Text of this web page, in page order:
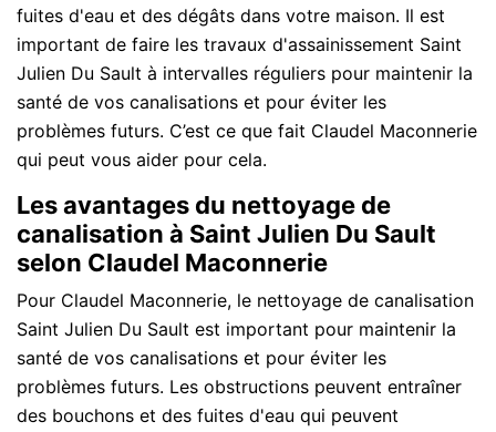
fuites d'eau et des dégâts dans votre maison. Il est
important de faire les travaux d'assainissement Saint
Julien Du Sault à intervalles réguliers pour maintenir la
santé de vos canalisations et pour éviter les
problèmes futurs. C’est ce que fait Claudel Maconnerie
qui peut vous aider pour cela.
Les avantages du nettoyage de
canalisation à Saint Julien Du Sault
selon Claudel Maconnerie
Pour Claudel Maconnerie, le nettoyage de canalisation
Saint Julien Du Sault est important pour maintenir la
santé de vos canalisations et pour éviter les
problèmes futurs. Les obstructions peuvent entraîner
des bouchons et des fuites d'eau qui peuvent